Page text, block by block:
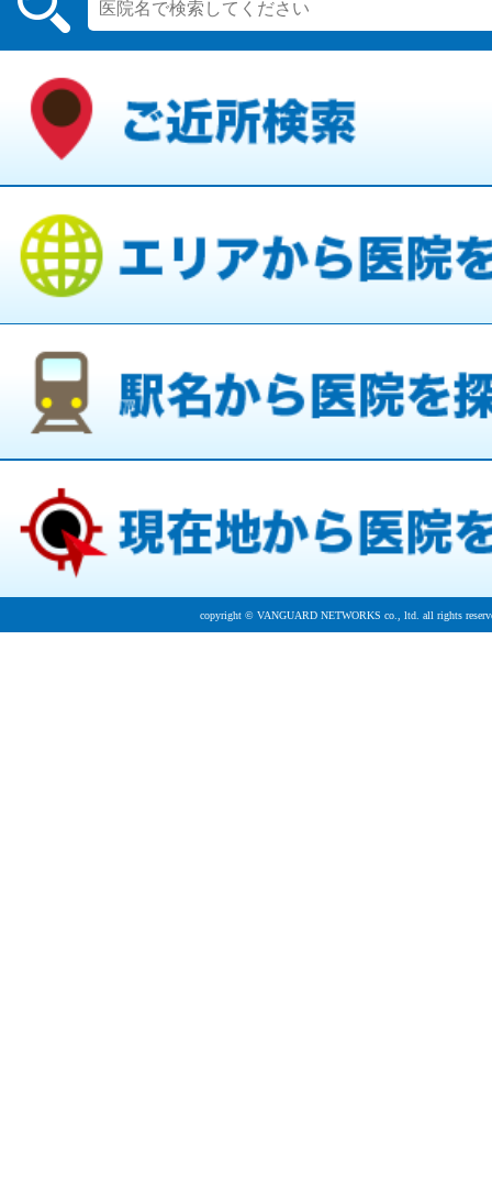
copyright © VANGUARD NETWORKS co., ltd. all rights